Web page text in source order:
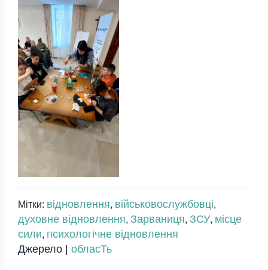
Мітки: відновлення, військовослужбовці,
духовне відновлення, Зарваниця, ЗСУ, місце
сили, психологічне відновлення
Джерело | обласТь